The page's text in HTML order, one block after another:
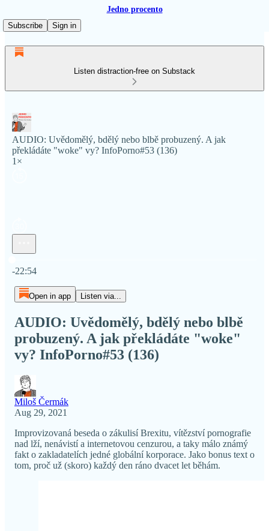
Jedno procento
Subscribe
Sign in
Listen distraction-free on Substack
AUDIO: Uvědomělý, bdělý nebo blbě probuzený. A jak
překládáte "woke" vy? InfoPorno#53 (136)
1×
-22:54
Open in app Listen via...
AUDIO: Uvědomělý, bdělý nebo blbě
probuzený. A jak překládáte "woke"
vy? InfoPorno#53 (136)
Miloš Čermák
Aug 29, 2021
Improvizovaná beseda o zákulisí Brexitu, vítězství pornografie
nad lží, nenávistí a internetovou cenzurou, a taky málo známý
fakt o zakladatelích jedné globální korporace. Jako bonus text o
tom, proč už (skoro) každý den ráno dvacet let běhám.